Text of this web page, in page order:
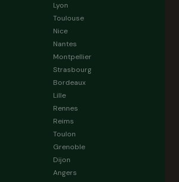
Lyon
Toulouse
Nice
Nantes
Montpellier
Strasbourg
Bordeaux
Lille
Rennes
Reims
Toulon
Grenoble
Dijon
Angers